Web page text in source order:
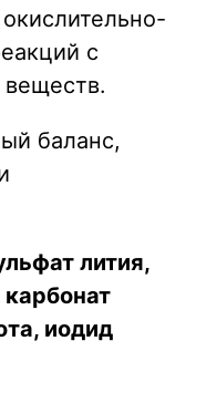
с
баланс,
лития,
иодид